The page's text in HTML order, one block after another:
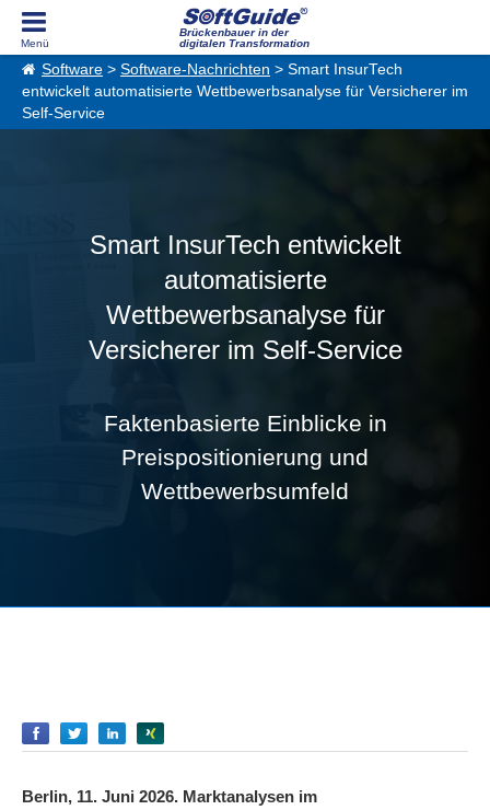
Brückenbauer in der
digitalen Transformation
Software > Software-Nachrichten > Smart InsurTech
entwickelt automatisierte Wettbewerbsanalyse für Versicherer im
Self-Service
Smart InsurTech entwickelt
automatisierte
Wettbewerbsanalyse für
Versicherer im Self-Service
Faktenbasierte Einblicke in
Preispositionierung und
Wettbewerbsumfeld
EmpfehlenEmpfehlenEmpfehlen
Berlin, 11. Juni 2026. Marktanalysen im